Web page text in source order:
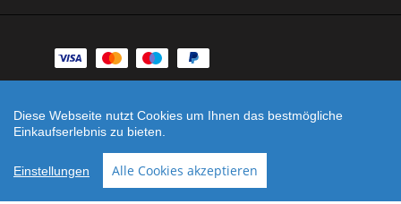
Zahlungsarten
Shop erstellt mit
VersaCommerce.
lokal.de
Diese Webseite nutzt Cookies um Ihnen das bestmögliche
Einkaufserlebnis zu bieten.
Einstellungen Alle Cookies akzeptieren